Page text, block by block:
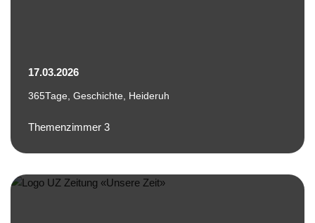
17.03.2026
365Tage Geschichte Heideruh
Themenzimmer 3